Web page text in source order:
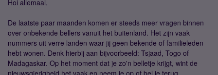
Hoi allemaal,
De laatste paar maanden komen er steeds meer vragen binnen
over onbekende bellers vanuit het buitenland. Het zijn vaak
nummers uit verre landen waar jij geen bekende of familieleden
hebt wonen. Denk hierbij aan bijvoorbeeld: Tsjaad, Togo of
Madagaskar. Op het moment dat je zo'n belletje krijgt, wint de
nieuwsgierigheid het vaak en neem je op of bel je terug.